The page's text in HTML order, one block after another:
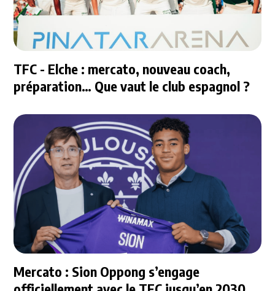
TFC - Elche : mercato, nouveau coach,
préparation… Que vaut le club espagnol ?
Mercato : Sion Oppong s’engage